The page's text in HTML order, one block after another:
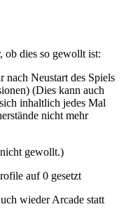
ob dies so gewollt ist:
nach Neustart des Spiels
(Dies kann auch
inhaltlich jedes Mal
nicht mehr
gewollt.)
auf 0 gesetzt
wieder Arcade statt